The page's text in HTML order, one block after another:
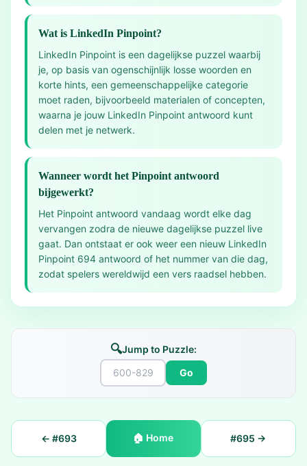
Wat is LinkedIn Pinpoint?
LinkedIn Pinpoint is een dagelijkse puzzel waarbij
je, op basis van ogenschijnlijk losse woorden en
korte hints, een gemeenschappelijke categorie
moet raden, bijvoorbeeld materialen of concepten,
waarna je jouw LinkedIn Pinpoint antwoord kunt
delen met je netwerk.
Wanneer wordt het Pinpoint antwoord
bijgewerkt?
Het Pinpoint antwoord vandaag wordt elke dag
vervangen zodra de nieuwe dagelijkse puzzel live
gaat. Dan ontstaat er ook weer een nieuw LinkedIn
Pinpoint 694 antwoord of het nummer van die dag,
zodat spelers wereldwijd een vers raadsel hebben.
🔍Jump to Puzzle:
Go
← #693 🏠 Home #695 →